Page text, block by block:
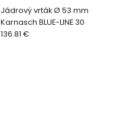
Jádrový vrták Ø 53 mm
Karnasch BLUE-LINE 30
136.81 €